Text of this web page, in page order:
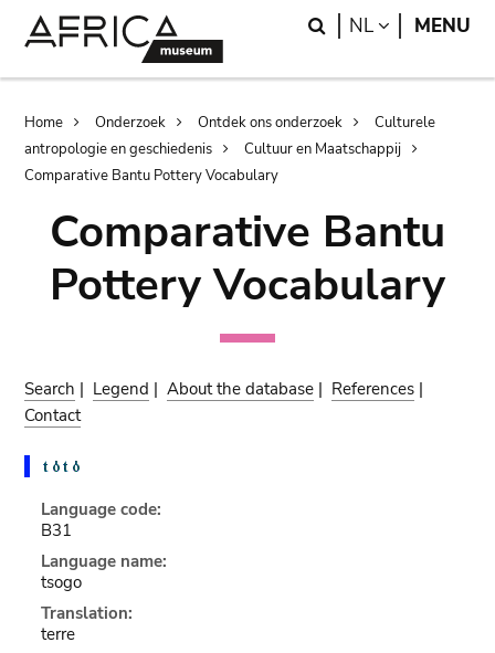
Search
NL LANGUAGE
MENU
Breadcrumb
Home Onderzoek Ontdek ons onderzoek
Culturele
antropologie en geschiedenis
Cultuur en Maatschappij
Comparative Bantu Pottery Vocabulary
Comparative Bantu
Pottery Vocabulary
Search | Legend |About the database | References |
Contact
Language code:
B31
Language name:
tsogo
Translation:
terre